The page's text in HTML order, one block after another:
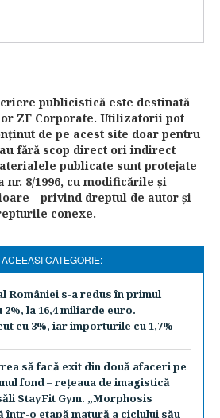
publicistică este destinată
ZF Corporate. Utilizatorii pot
de pe acest site doar pentru
fără scop direct ori indirect
publicate sunt protejate
nr. 8/1996, cu modificările şi
- privind dreptul de autor şi
conexe.
CATEGORIE:
României s-a redus în primul
2%, la 16,4 miliarde euro.
cu 3%, iar importurile cu 1,7%
să facă exit din două afaceri pe
fond – reţeaua de imagistică
StayFit Gym. „Morphosis
într-o etapă matură a ciclului său